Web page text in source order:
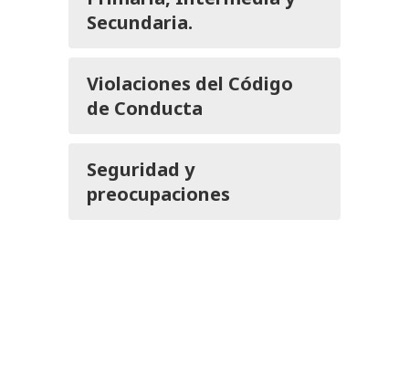
Secundaria.
Violaciones del Código
de Conducta
Seguridad y
preocupaciones